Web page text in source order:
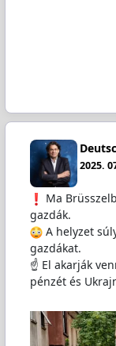
2025.
Ma
gazdák.
A helyzet
gazdákat.
☝️ El akarják
pénzét és